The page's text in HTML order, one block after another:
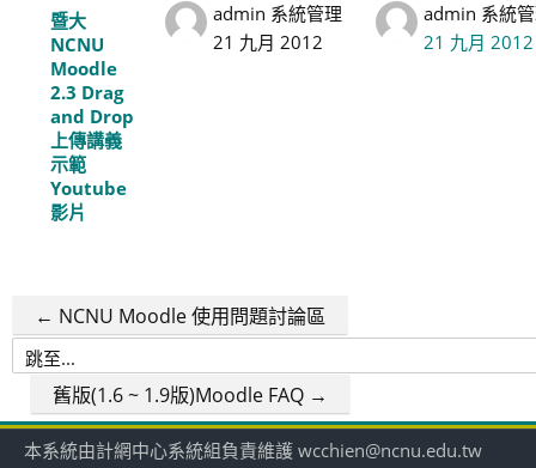
暨大
NCNU
Moodle
2.3 Drag
and Drop
上傳講義
示範
Youtube
影片
admin 系統管理
21 九月 2012
admin 系統
21 九月 2012
← NCNU Moodle 使用問題討論區
跳
舊版(1.6 ~ 1.9版)Moodle FAQ →
本系統由計網中心系統組負責維護 wcchien@ncnu.edu.tw